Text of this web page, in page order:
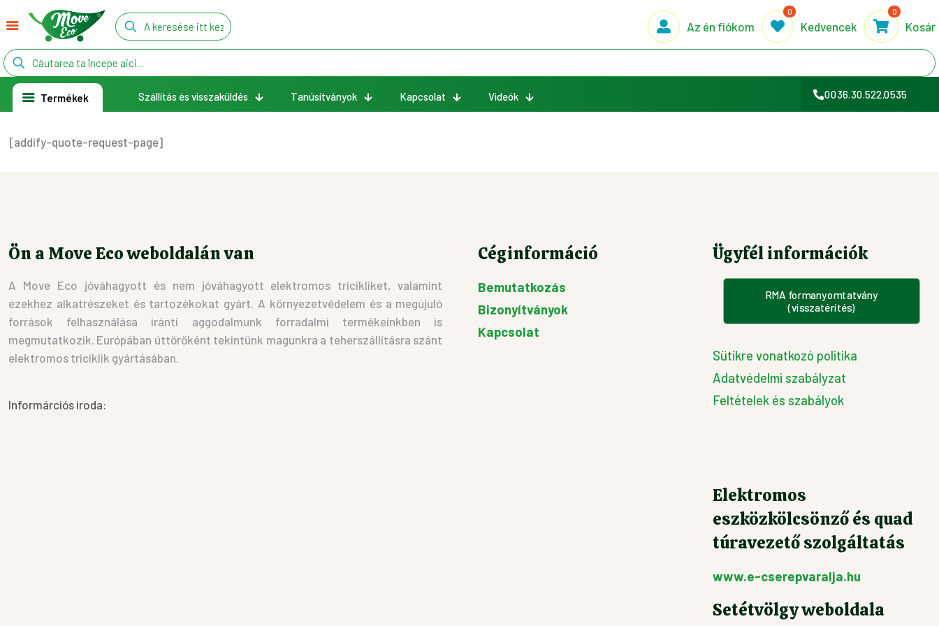
Az én fiókom
0
Kedvencek
0
Kosár
Termékek Szállítás és visszaküldés Tanúsítványok Kapcsolat Videók 0036.30.522.0535
[addify-quote-request-page]
Ön a Move Eco weboldalán van
A Move Eco jóváhagyott és nem jóváhagyott elektromos tricikliket, valamint
ezekhez alkatrészeket és tartozékokat gyárt. A környezetvédelem és a megújuló
források felhasználása iránti aggodalmunk forradalmi termékeinkben is
megmutatkozik. Európában úttörőként tekintünk magunkra a teherszállításra szánt
elektromos triciklik gyártásában.
Informárciós iroda:
Céginformáció
Bemutatkozás
Bizonyítványok
Kapcsolat
Ügyfél információk
RMA formanyomtatvány
(visszatérítés)
Sütikre vonatkozó politika
Adatvédelmi szabályzat
Feltételek és szabályok
Elektromos
eszközkölcsönző és quad
túravezető szolgáltatás
www.e-cserepvaralja.hu
Setétvölgy weboldala